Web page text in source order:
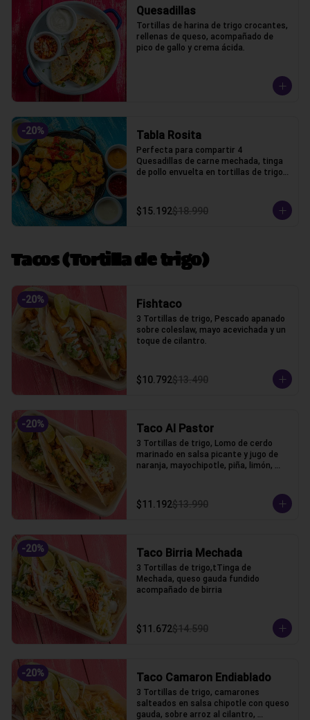
Quesadillas
Tortillas de harina de trigo crocantes,
rellenas de queso, acompañado de
pico de gallo y crema ácida.
-20% Tabla Rosita
Perfecta para compartir 4
Quesadillas de carne mechada, tinga
de pollo envuelta en tortillas de trigo,
chipotle, acida, honey, marinara y pico
de gallo
$15.192$18.990
Tacos (Tortilla de trigo)
-20% Fishtaco
3 Tortillas de trigo, Pescado apanado
sobre coleslaw, mayo acevichada y un
toque de cilantro.
$10.792$13.490
-20% Taco Al Pastor
3 Tortillas de trigo, Lomo de cerdo
marinado en salsa picante y jugo de
naranja, mayochipotle, piña, limón,
$11.192$13.990
-20% Taco Birria Mechada
3 Tortillas de trigo,tTinga de
Mechada, queso gauda fundido
acompañado de birria
$11.672$14.590
-20% Taco Camaron Endiablado
3 Tortillas de trigo, camarones
salteados en salsa chipotle con queso
gauda, sobre arroz al cilantro,